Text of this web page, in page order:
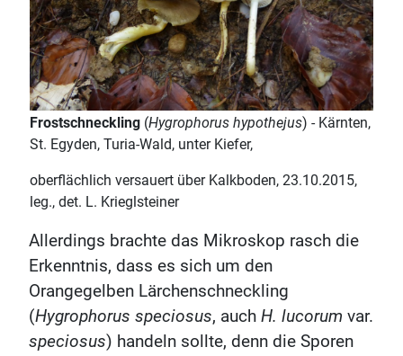
Frostschneckling (Hygrophorus hypothejus) - Kärnten,
St. Egyden, Turia-Wald, unter Kiefer,
oberflächlich versauert über Kalkboden, 23.10.2015,
leg., det. L. Krieglsteiner
Allerdings brachte das Mikroskop rasch die
Erkenntnis, dass es sich um den
Orangegelben Lärchenschneckling
(Hygrophorus speciosus, auch H. lucorum var.
speciosus) handeln sollte, denn die Sporen